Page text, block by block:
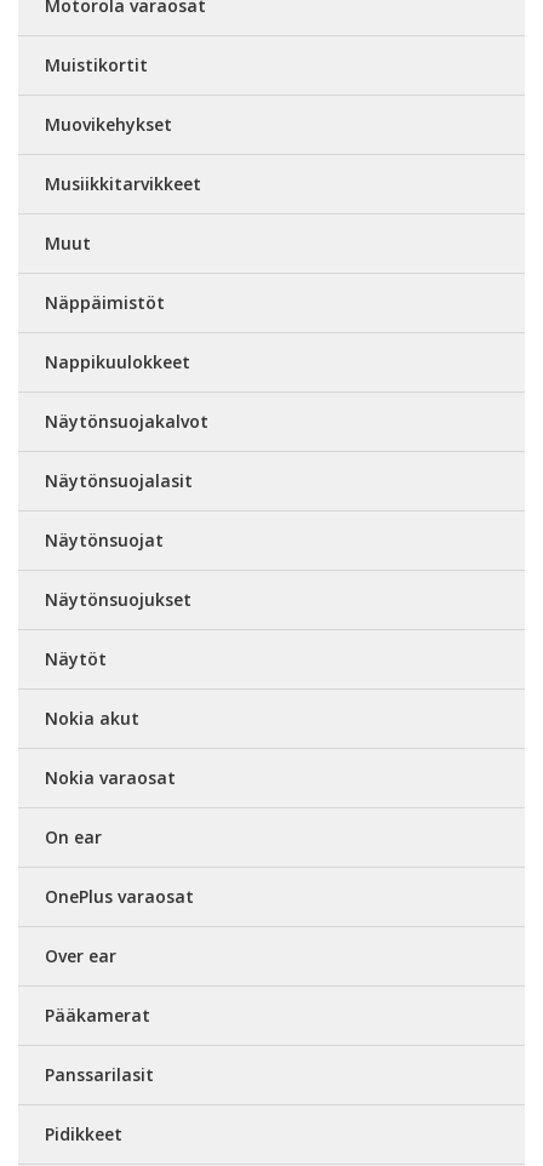
Motorola varaosat
Muistikortit
Muovikehykset
Musiikkitarvikkeet
Muut
Näppäimistöt
Nappikuulokkeet
Näytönsuojakalvot
Näytönsuojalasit
Näytönsuojat
Näytönsuojukset
Näytöt
Nokia akut
Nokia varaosat
On ear
OnePlus varaosat
Over ear
Pääkamerat
Panssarilasit
Pidikkeet